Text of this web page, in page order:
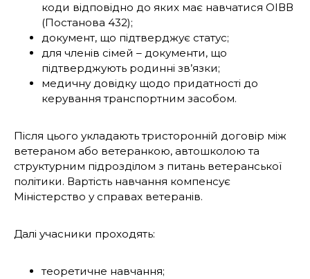
коди відповідно до яких має навчатися ОІВВ
(Постанова 432);
документ, що підтверджує статус;
для членів сімей – документи, що
підтверджують родинні зв’язки;
медичну довідку щодо придатності до
керування транспортним засобом.
Після цього укладають тристоронній договір між
ветераном або ветеранкою, автошколою та
структурним підрозділом з питань ветеранської
політики. Вартість навчання компенсує
Міністерство у справах ветеранів.
Далі учасники проходять:
теоретичне навчання;